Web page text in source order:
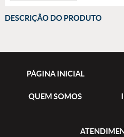
DESCRIÇÃO DO PRODUTO
PÁGINA INICIAL
QUEM SOMOS